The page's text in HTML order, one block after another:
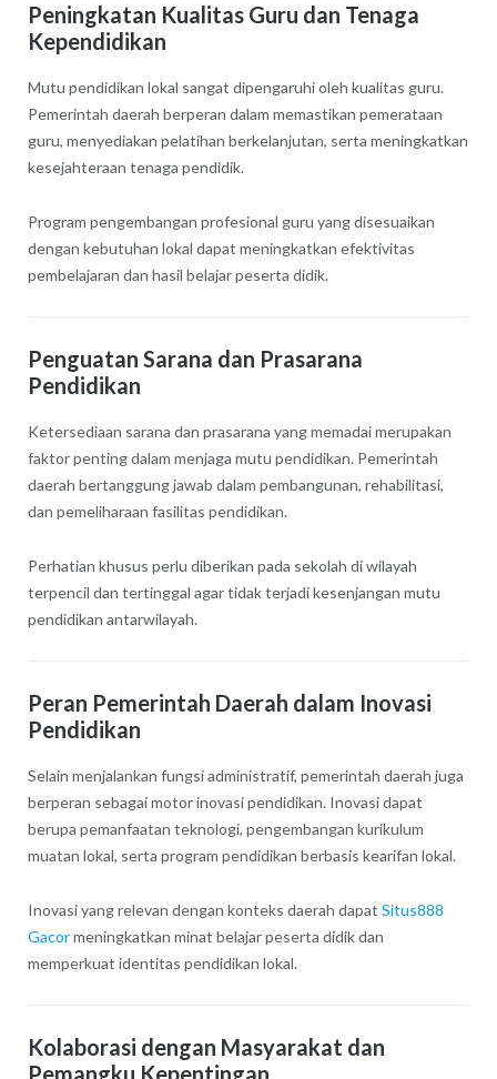
Peningkatan Kualitas Guru dan Tenaga
Kependidikan
Mutu pendidikan lokal sangat dipengaruhi oleh kualitas guru.
Pemerintah daerah berperan dalam memastikan pemerataan
guru, menyediakan pelatihan berkelanjutan, serta meningkatkan
kesejahteraan tenaga pendidik.
Program pengembangan profesional guru yang disesuaikan
dengan kebutuhan lokal dapat meningkatkan efektivitas
pembelajaran dan hasil belajar peserta didik.
Penguatan Sarana dan Prasarana
Pendidikan
Ketersediaan sarana dan prasarana yang memadai merupakan
faktor penting dalam menjaga mutu pendidikan. Pemerintah
daerah bertanggung jawab dalam pembangunan, rehabilitasi,
dan pemeliharaan fasilitas pendidikan.
Perhatian khusus perlu diberikan pada sekolah di wilayah
terpencil dan tertinggal agar tidak terjadi kesenjangan mutu
pendidikan antarwilayah.
Peran Pemerintah Daerah dalam Inovasi
Pendidikan
Selain menjalankan fungsi administratif, pemerintah daerah juga
berperan sebagai motor inovasi pendidikan. Inovasi dapat
berupa pemanfaatan teknologi, pengembangan kurikulum
muatan lokal, serta program pendidikan berbasis kearifan lokal.
Inovasi yang relevan dengan konteks daerah dapat Situs888
Gacormeningkatkan minat belajar peserta didik dan
memperkuat identitas pendidikan lokal.
Kolaborasi dengan Masyarakat dan
Pemangku Kepentingan